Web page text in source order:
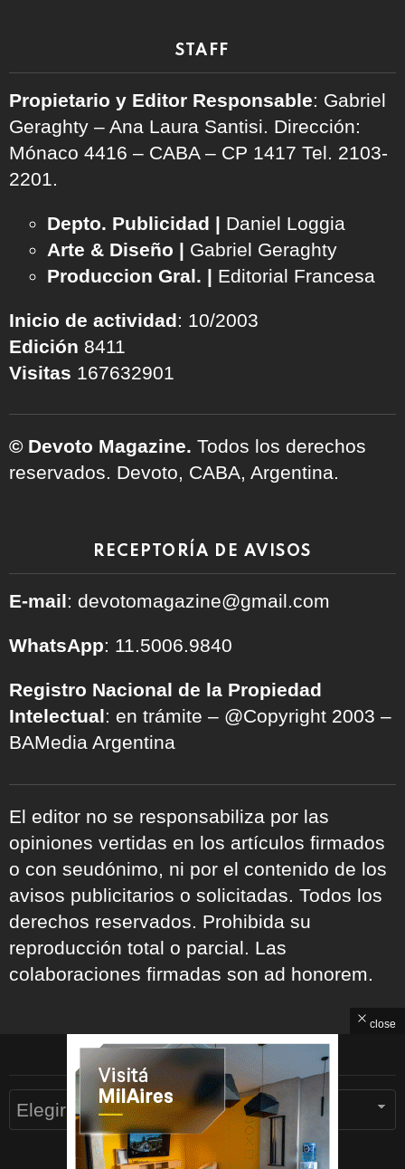
STAFF
Propietario y Editor Responsable: Gabriel
Geraghty – Ana Laura Santisi. Dirección:
Mónaco 4416 – CABA – CP 1417 Tel. 2103-
2201.
Depto. Publicidad | Daniel Loggia
Arte & Diseño | Gabriel Geraghty
Produccion Gral. | Editorial Francesa
Inicio de actividad: 10/2003
Edición 8411
Visitas 167632901
© Devoto Magazine. Todos los derechos
reservados. Devoto, CABA, Argentina.
RECEPTORÍA DE AVISOS
E-mail: devotomagazine@gmail.com
WhatsApp: 11.5006.9840
Registro Nacional de la Propiedad
Intelectual: en trámite – @Copyright 2003 –
BAMedia Argentina
El editor no se responsabiliza por las
opiniones vertidas en los artículos firmados
o con seudónimo, ni por el contenido de los
avisos publicitarios o solicitadas. Todos los
derechos reservados. Prohibida su
reproducción total o parcial. Las
colaboraciones firmadas son ad honorem.
ARCHIVOS
Archivos
close